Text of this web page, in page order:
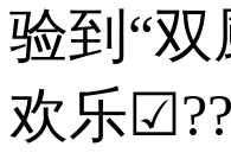
验到“双
欢乐